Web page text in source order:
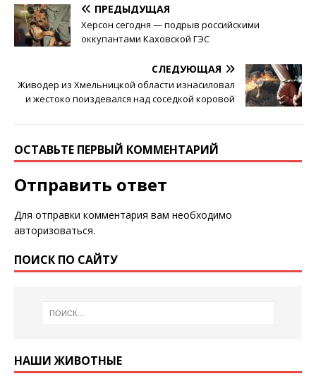
ПРЕДЫДУЩАЯ
Херсон сегодня — подрыв российскими
оккупантами Каховской ГЭС
СЛЕДУЮЩАЯ
Живодер из Хмельницкой области изнасиловал
и жестоко поиздевался над соседкой коровой
ОСТАВЬТЕ ПЕРВЫЙ КОММЕНТАРИЙ
Отправить ответ
Для отправки комментария вам необходимо
авторизоваться.
ПОИСК ПО САЙТУ
НАШИ ЖИВОТНЫЕ